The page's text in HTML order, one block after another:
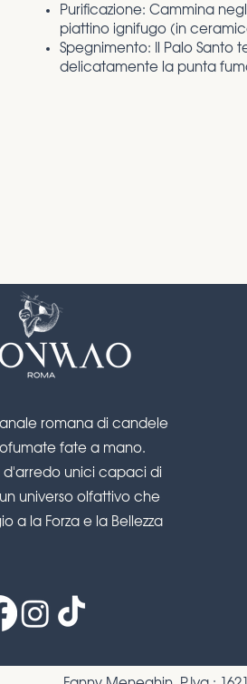
Purificazione: Cammina
piattino ignifugo (in
Spegnimento: Il Palo Santo
delicatamente la punta
romana di candele
fate a mano.
d'arredo unici capaci di
universo olfattivo che
a la Forza e la Bellezza